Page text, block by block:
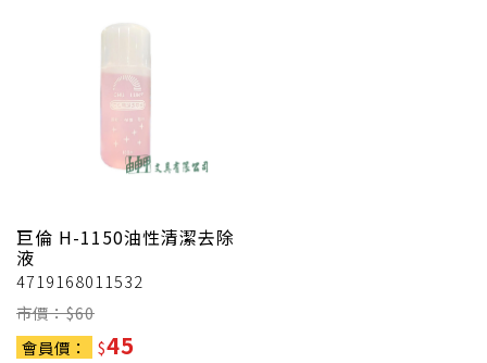
巨倫 H-1150油性清潔去除
液
4719168011532
市價：$60
會員價：
$45